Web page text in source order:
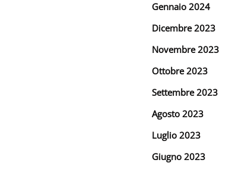
Gennaio 2024
Dicembre 2023
Novembre 2023
Ottobre 2023
Settembre 2023
Agosto 2023
Luglio 2023
Giugno 2023